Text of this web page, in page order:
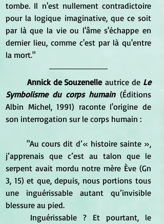
tombe. Il n'est nullement contradictoire
pour la logique imaginative, que ce soit
par là que la vie ou l'âme s'échappe en
dernier lieu, comme c'est par là qu'entre
la mort."
Annick de Souzenelle autrice de Le
Symbolisme du corps humain (Éditions
Albin Michel, 1991) raconte l'origine de
son interrogation sur le corps humain :
	"Au cours dit d’« histoire sainte »,
j’apprenais que c’est au talon que le
serpent avait mordu notre mère Ève (Gn
3, 15) et que, depuis, nous portions tous
une inguérissable autant qu’invisible
blessure au pied.